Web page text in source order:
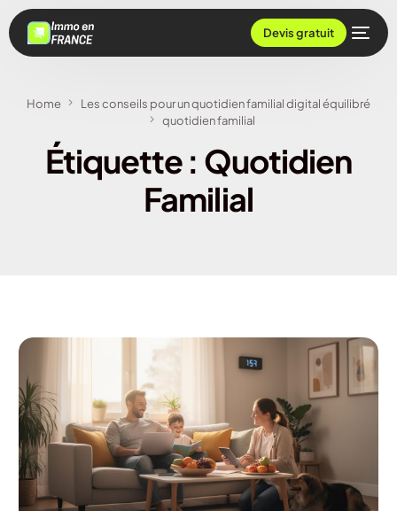
Devis gratuit
Home
Les conseils pour un quotidien familial digital équilibré
quotidien familial
Étiquette : Quotidien
Familial